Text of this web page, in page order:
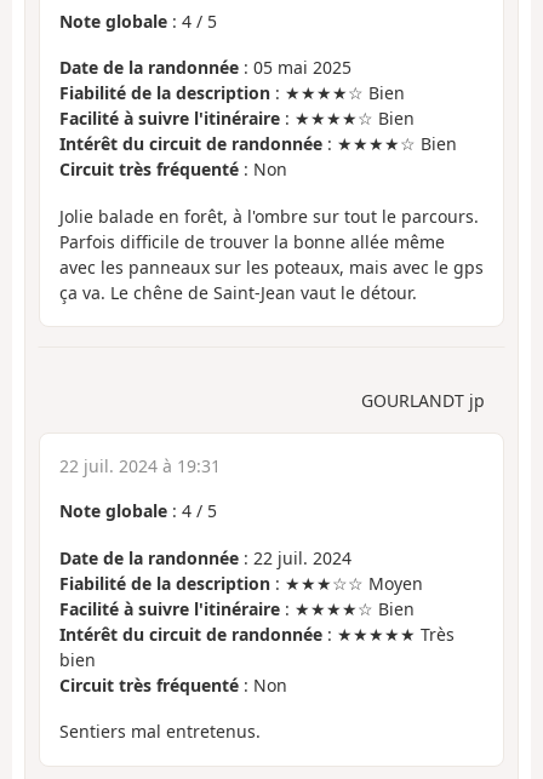
Note globale : 4 / 5
Date de la randonnée : 05 mai 2025
Fiabilité de la description : ★★★★☆ Bien
Facilité à suivre l'itinéraire : ★★★★☆ Bien
Intérêt du circuit de randonnée : ★★★★☆ Bien
Circuit très fréquenté : Non
Jolie balade en forêt, à l'ombre sur tout le parcours.
Parfois difficile de trouver la bonne allée même
avec les panneaux sur les poteaux, mais avec le gps
ça va. Le chêne de Saint-Jean vaut le détour.
GOURLANDT jp
22 juil. 2024 à 19:31
Note globale : 4 / 5
Date de la randonnée : 22 juil. 2024
Fiabilité de la description : ★★★☆☆ Moyen
Facilité à suivre l'itinéraire : ★★★★☆ Bien
Intérêt du circuit de randonnée : ★★★★★ Très
bien
Circuit très fréquenté : Non
Sentiers mal entretenus.